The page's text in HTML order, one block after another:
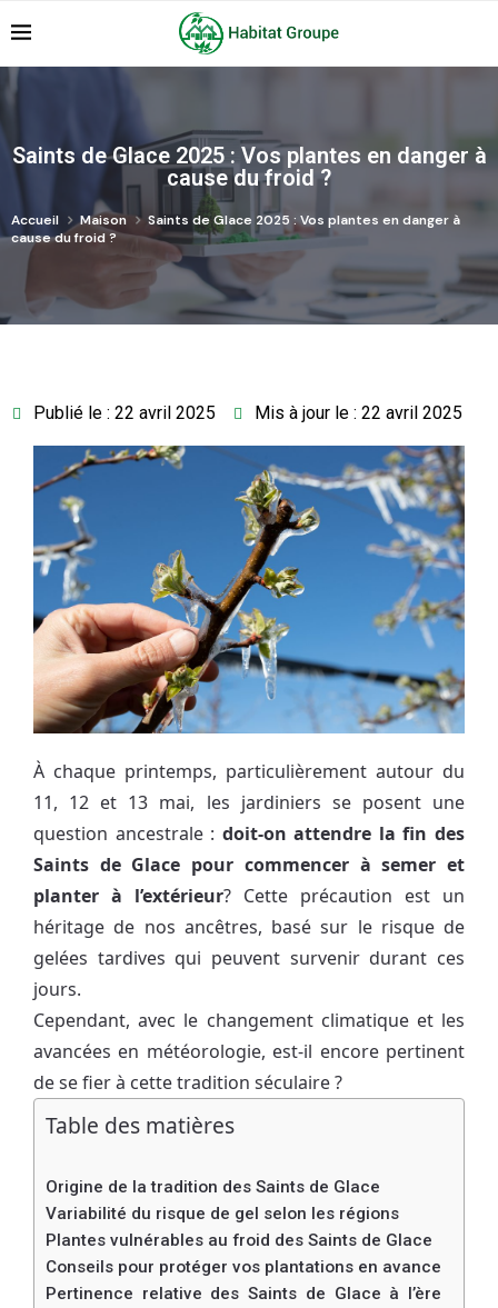
Saints de Glace 2025 : Vos plantes en danger à
cause du froid ?
Accueil Maison
Saints de Glace 2025 : Vos plantes en danger à
cause du froid ?
Publié le : 22 avril 2025 Mis à jour le : 22 avril 2025
À chaque printemps, particulièrement autour du
11, 12 et 13 mai, les jardiniers se posent une
question ancestrale : doit-on attendre la fin des
Saints de Glace pour commencer à semer et
planter à l’extérieur? Cette précaution est un
héritage de nos ancêtres, basé sur le risque de
gelées tardives qui peuvent survenir durant ces
jours.
Cependant, avec le changement climatique et les
avancées en météorologie, est-il encore pertinent
de se fier à cette tradition séculaire ?
Table des matières
Origine de la tradition des Saints de Glace
Variabilité du risque de gel selon les régions
Plantes vulnérables au froid des Saints de Glace
Conseils pour protéger vos plantations en avance
Pertinence relative des Saints de Glace à l’ère